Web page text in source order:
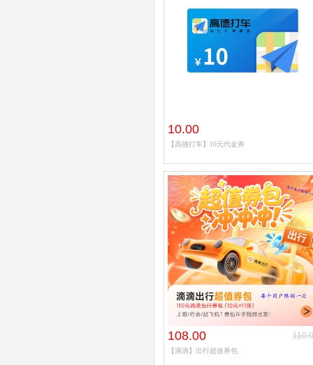
10.00
【高德打车】10元代金券
108.00
【滴滴】出行超值券包